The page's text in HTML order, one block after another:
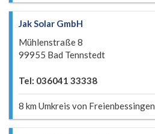
Jak Solar GmbH
Mühlenstraße 8
99955 Bad Tennstedt
Tel: 036041 33338
8 km Umkreis von Freienbessingen